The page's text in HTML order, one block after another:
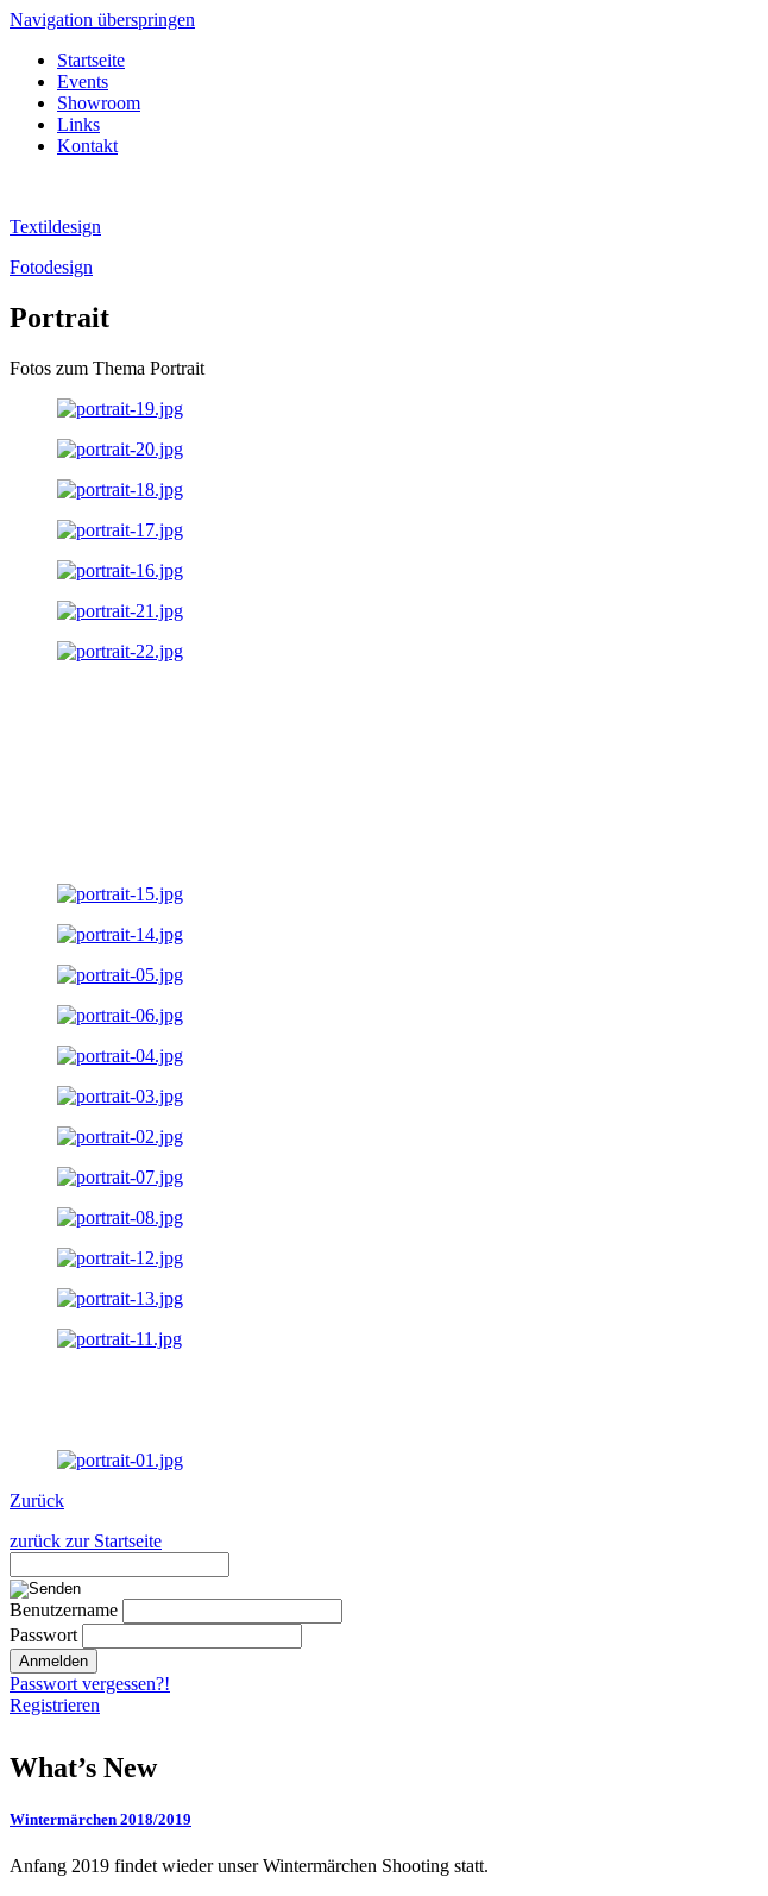
Navigation überspringen
Startseite
Events
Showroom
Links
Kontakt
Textildesign
Fotodesign
Portrait
Fotos zum Thema Portrait
Zurück
zurück zur Startseite
Benutzername
Passwort
Passwort vergessen?!
Registrieren
What’s New
Wintermärchen 2018/2019
Anfang 2019 findet wieder unser Wintermärchen Shooting statt.